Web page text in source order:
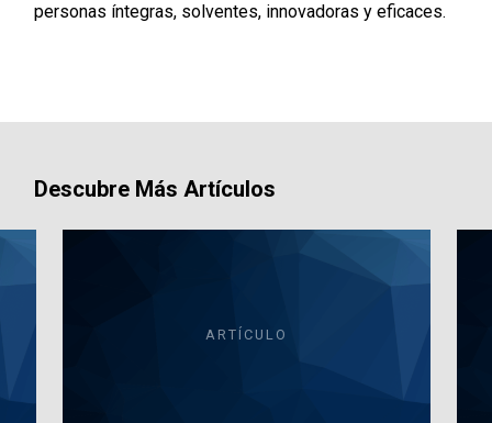
personas íntegras, solventes, innovadoras y eficaces.
Descubre Más Artículos
ARTÍCULO